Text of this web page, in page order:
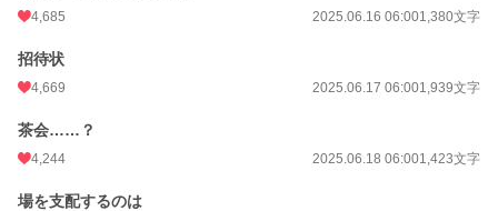
4,685 2025.06.16 06:001,380文字
招待状
4,669 2025.06.17 06:001,939文字
茶会……？
4,244 2025.06.18 06:001,423文字
場を支配するのは